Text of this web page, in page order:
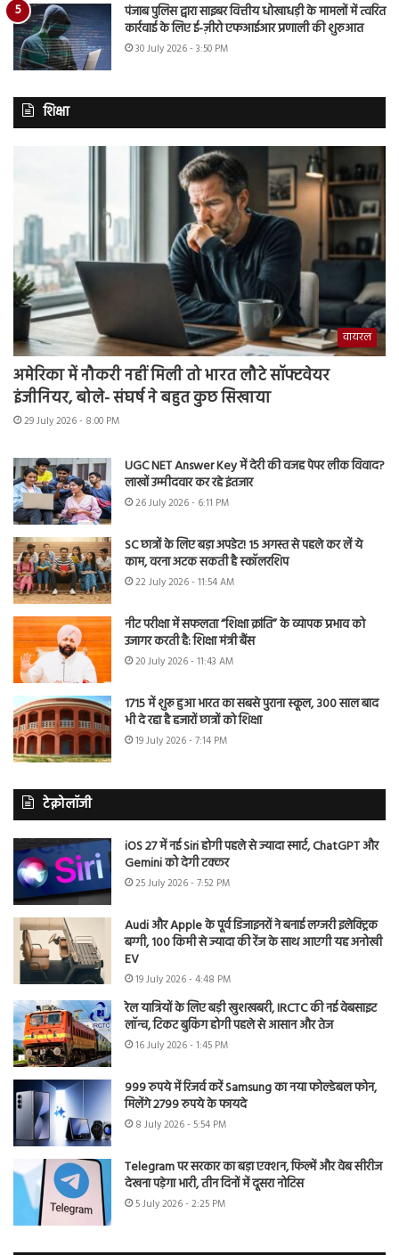
पंजाब पुलिस द्वारा साइबर वित्तीय धोखाधड़ी के मामलों में त्वरित
कार्रवाई के लिए ई-ज़ीरो एफआईआर प्रणाली की शुरुआत
30 July 2026 - 3:50 PM
शिक्षा
वायरल
अमेरिका में नौकरी नहीं मिली तो भारत लौटे सॉफ्टवेयर
इंजीनियर, बोले- संघर्ष ने बहुत कुछ सिखाया
29 July 2026 - 8:00 PM
UGC NET Answer Key में देरी की वजह पेपर लीक विवाद?
लाखों उम्मीदवार कर रहे इंतजार
26 July 2026 - 6:11 PM
SC छात्रों के लिए बड़ा अपडेट! 15 अगस्त से पहले कर लें ये
काम, वरना अटक सकती है स्कॉलरशिप
22 July 2026 - 11:54 AM
नीट परीक्षा में सफलता “शिक्षा क्रांति” के व्यापक प्रभाव को
उजागर करती है: शिक्षा मंत्री बैंस
20 July 2026 - 11:43 AM
1715 में शुरू हुआ भारत का सबसे पुराना स्कूल, 300 साल बाद
भी दे रहा है हजारों छात्रों को शिक्षा
19 July 2026 - 7:14 PM
टेक्नोलॉजी
iOS 27 में नई Siri होगी पहले से ज्यादा स्मार्ट, ChatGPT और
Gemini को देगी टक्कर
25 July 2026 - 7:52 PM
Audi और Apple के पूर्व डिजाइनरों ने बनाई लग्जरी इलेक्ट्रिक
बग्गी, 100 किमी से ज्यादा की रेंज के साथ आएगी यह अनोखी
EV
19 July 2026 - 4:48 PM
रेल यात्रियों के लिए बड़ी खुशखबरी, IRCTC की नई वेबसाइट
लॉन्च, टिकट बुकिंग होगी पहले से आसान और तेज
16 July 2026 - 1:45 PM
999 रुपये में रिजर्व करें Samsung का नया फोल्डेबल फोन,
मिलेंगे 2799 रुपये के फायदे
8 July 2026 - 5:54 PM
Telegram पर सरकार का बड़ा एक्शन, फिल्में और वेब सीरीज
देखना पड़ेगा भारी, तीन दिनों में दूसरा नोटिस
5 July 2026 - 2:25 PM